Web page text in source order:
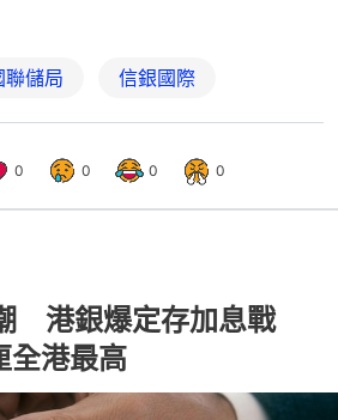
聯儲局 信銀國際
0 0 0 0
港銀爆定存加息戰
全港最高